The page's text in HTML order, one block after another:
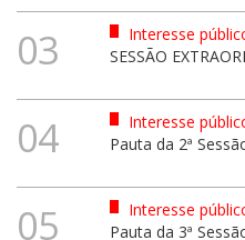
03
Interesse
SESSÃO
04
Interesse
Pauta da 2ª
05
Interesse
Pauta da 3ª